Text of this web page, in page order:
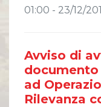
ETHICS OFFICE
01:00 - 23/12/
Avviso di
ad
Rilevanza